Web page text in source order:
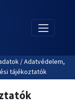
/ Adatvédelem,
tájékoztatók